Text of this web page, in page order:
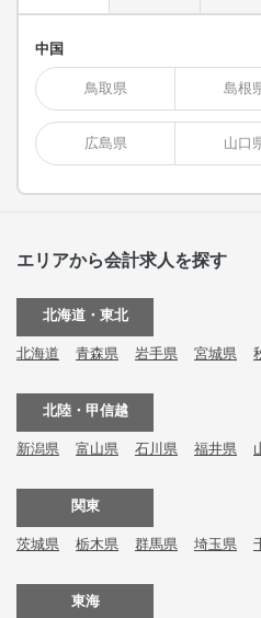
中国
鳥取県 島根
広島県 山口
エリアから会計求人を探す
北海道・東北
北海道 青森県 岩手県 宮城県
北陸・甲信越
新潟県 富山県 石川県 福井県
関東
茨城県 栃木県 群馬県 埼玉県
東海